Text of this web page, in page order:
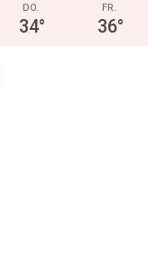
DO.
34°
FR.
36°